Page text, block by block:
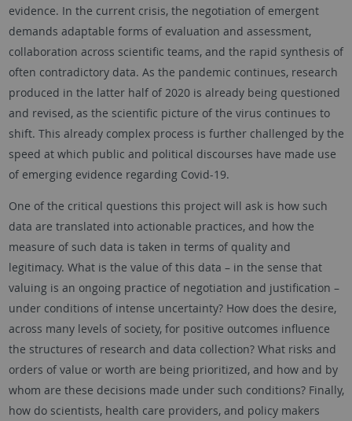
evidence. In the current crisis, the negotiation of emergent
demands adaptable forms of evaluation and assessment,
collaboration across scientific teams, and the rapid synthesis of
often contradictory data. As the pandemic continues, research
produced in the latter half of 2020 is already being questioned
and revised, as the scientific picture of the virus continues to
shift. This already complex process is further challenged by the
speed at which public and political discourses have made use
of emerging evidence regarding Covid-19.
One of the critical questions this project will ask is how such
data are translated into actionable practices, and how the
measure of such data is taken in terms of quality and
legitimacy. What is the value of this data – in the sense that
valuing is an ongoing practice of negotiation and justification –
under conditions of intense uncertainty? How does the desire,
across many levels of society, for positive outcomes influence
the structures of research and data collection? What risks and
orders of value or worth are being prioritized, and how and by
whom are these decisions made under such conditions? Finally,
how do scientists, health care providers, and policy makers